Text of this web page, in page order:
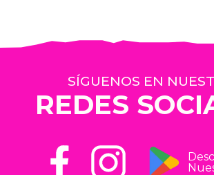
SÍGUENOS EN
REDES